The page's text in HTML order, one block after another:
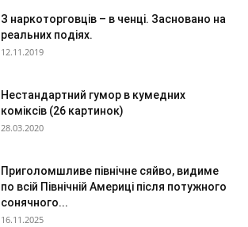
З наркоторговців – в ченці. Засновано на
реальних подіях.
12.11.2019
Нестандартний гумор в кумедних
коміксів (26 картинок)
28.03.2020
Приголомшливе північне сяйво, видиме
по всій Північній Америці після потужного
сонячного...
16.11.2025